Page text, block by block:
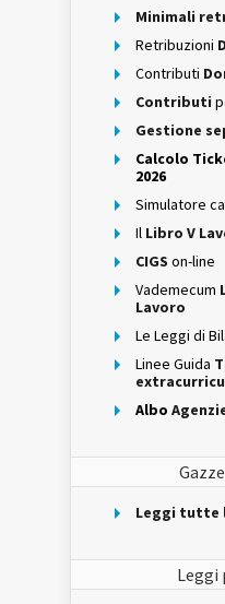
Minimali
Retribuzioni
Contributi
Contributi
Gestione
Calcolo
2026
Simulatore
Il Libro V
CIGS on-line
Vademecum
Lavoro
Le Leggi di
Linee Guida
Albo
Leggi tutte
Leggi